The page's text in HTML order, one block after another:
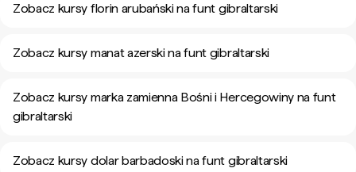
Zobacz kursy florin arubański na funt gibraltarski
Zobacz kursy manat azerski na funt gibraltarski
Zobacz kursy marka zamienna Bośni i Hercegowiny na funt
gibraltarski
Zobacz kursy dolar barbadoski na funt gibraltarski